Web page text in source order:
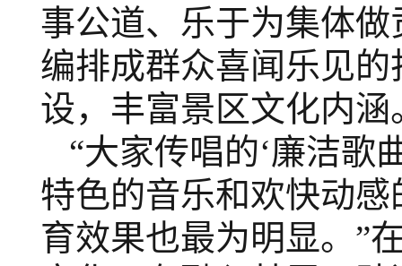
事公道、乐于为集体
编排成群众喜闻乐见
设，丰富景区文化内涵
“大家传唱的‘廉洁歌
特色的音乐和欢快动
育效果也最为明显。”